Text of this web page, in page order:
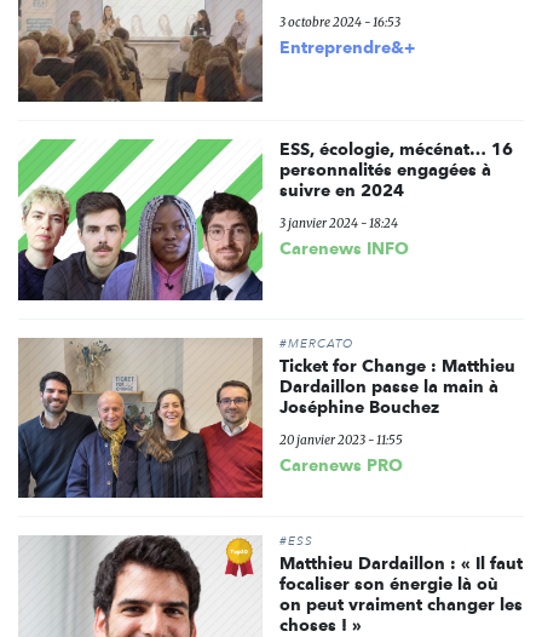
3 octobre 2024 - 16:53
Entreprendre&+
ESS, écologie, mécénat… 16
personnalités engagées à
suivre en 2024
3 janvier 2024 - 18:24
Carenews INFO
#MERCATO
Ticket for Change : Matthieu
Dardaillon passe la main à
Joséphine Bouchez
20 janvier 2023 - 11:55
Carenews PRO
#ESS
Matthieu Dardaillon : « Il faut
focaliser son énergie là où
on peut vraiment changer les
choses ! »